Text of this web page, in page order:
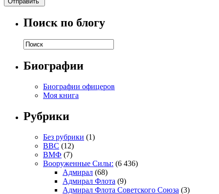
Поиск по блогу
Биографии
Биографии офицеров
Моя книга
Рубрики
Без рубрики (1)
ВВС (12)
ВМФ (7)
Вооруженные Силы: (6 436)
Адмирал (68)
Адмирал Флота (9)
Адмирал Флота Советского Союза (3)